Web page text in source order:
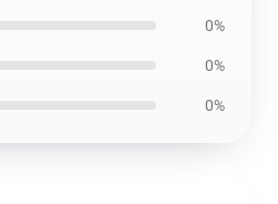
0%
0%
0%